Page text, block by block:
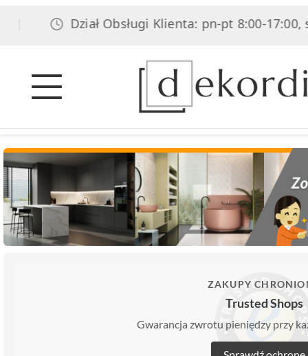
Dział Obsługi Klienta: pn-pt 8:00-17:00, sob
ZAKUPY
Trusted Shops
Gwarancja zwrotu pieniędzy przy